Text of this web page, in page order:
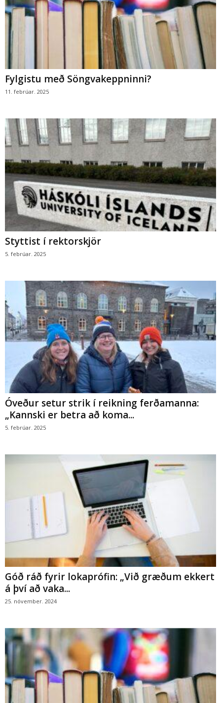
Fylgistu með Söngvakeppninni?
11. febrúar. 2025
Styttist í rektorskjör
5. febrúar. 2025
Óveður setur strik í reikning ferðamanna:
„Kannski er betra að koma...
5. febrúar. 2025
Góð ráð fyrir lokaprófin: „Við græðum ekkert
á því að vaka...
25. nóvember. 2024